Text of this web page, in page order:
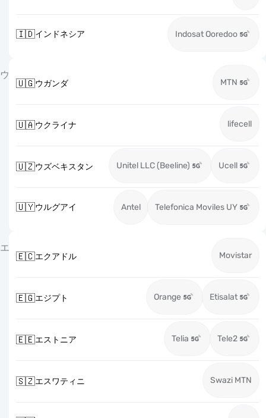
🇮🇩インドネシア Indosat Ooredoo
ウ
🇺🇬ウガンダ MTN
🇺🇦ウクライナ lifecell
🇺🇿ウズベキスタン Unitel LLC (Beeline) Ucell
🇺🇾ウルグアイ Antel Telefonica Moviles UY
エ
🇪🇨エクアドル Movistar
🇪🇬エジプト Orange Etisalat
🇪🇪エストニア Telia Tele2
🇸🇿エスワティニ Swazi MTN